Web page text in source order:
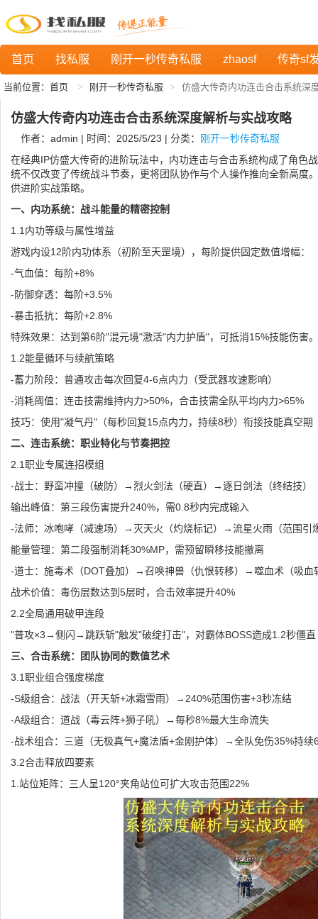
首页 找私服 刚开一秒传奇私服 zhaosf 传奇sf
当前位置： 首页 刚开一秒传奇私服 仿盛大传奇内功连击合击系统深
仿盛大传奇内功连击合击系统深度解析与实战攻略
作者：admin | 时间：2025/5/23 | 分类：
刚开一秒传奇私服
在经典IP仿盛大传奇的进阶玩法中，内功连击与合击系统构成了角色
统不仅改变了传统战斗节奏，更将团队协作与个人操作推向全新高度
供进阶实战策略。
一、内功系统：战斗能量的精密控制
1.1内功等级与属性增益
游戏内设12阶内功体系（初阶至天罡境），每阶提供固定数值增幅：
-气血值：每阶+8%
-防御穿透：每阶+3.5%
-暴击抵抗：每阶+2.8%
特殊效果：达到第6阶"混元境"激活"内力护盾"，可抵消15%技能伤害。
1.2能量循环与续航策略
-蓄力阶段：普通攻击每次回复4-6点内力（受武器攻速影响）
-消耗阈值：连击技需维持内力>50%，合击技需全队平均内力>65%
技巧：使用"凝气丹"（每秒回复15点内力，持续8秒）衔接技能真空期
二、连击系统：职业特化与节奏把控
2.1职业专属连招模组
-战士：野蛮冲撞（破防）→烈火剑法（硬直）→逐日剑法（终结技）
输出峰值：第三段伤害提升240%，需0.8秒内完成输入
-法师：冰咆哮（减速场）→灭天火（灼烧标记）→流星火雨（范围引
能量管理：第二段强制消耗30%MP，需预留瞬移技能撤离
-道士：施毒术（DOT叠加）→召唤神兽（仇恨转移）→噬血术（吸血
战术价值：毒伤层数达到5层时，合击效率提升40%
2.2全局通用破甲连段
"普攻×3→侧闪→跳跃斩"触发"破绽打击"，对霸体BOSS造成1.2秒僵直
三、合击系统：团队协同的数值艺术
3.1职业组合强度梯度
-S级组合：战法（开天斩+冰霜雪雨）→240%范围伤害+3秒冻结
-A级组合：道战（毒云阵+狮子吼）→每秒8%最大生命流失
-战术组合：三道（无极真气+魔法盾+金刚护体）→全队免伤35%持续
3.2合击释放四要素
1.站位矩阵：三人呈120°夹角站位可扩大攻击范围22%